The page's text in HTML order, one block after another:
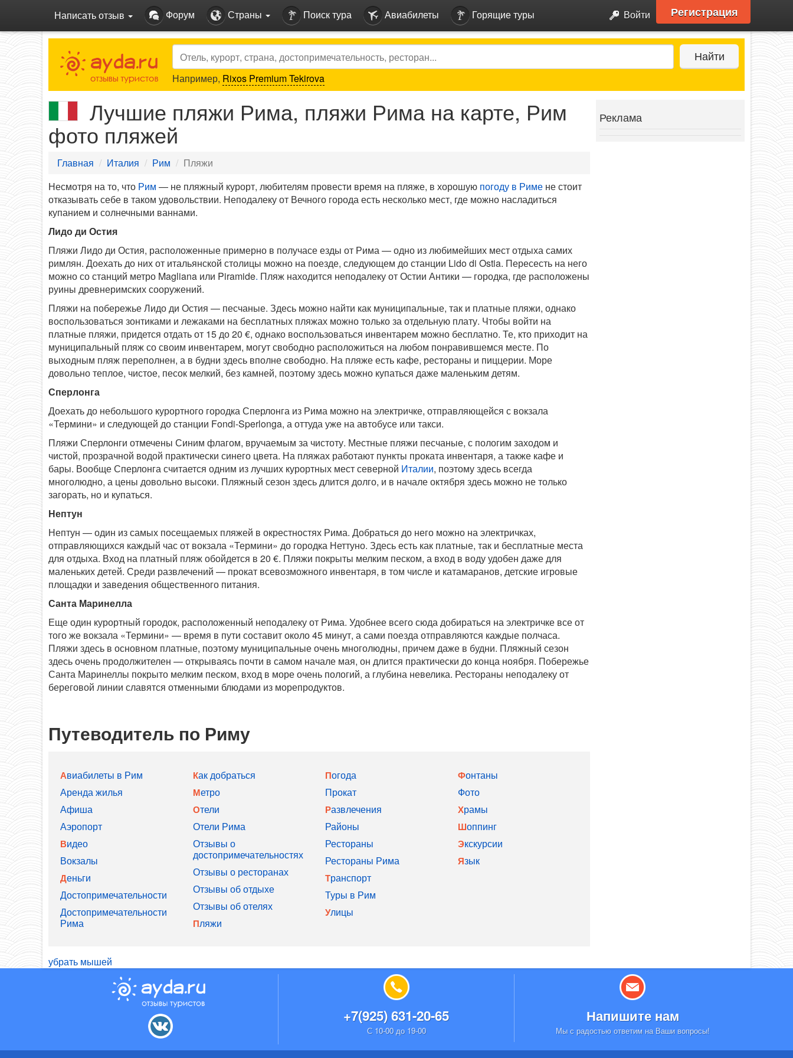
Написать отзыв Форум Страны Поиск тура Авиабилеты Горящие туры Войти Регистрация
Search Найти
Например, Rixos Premium Tekirova
Лучшие пляжи Рима, пляжи Рима на карте, Рим
фото пляжей
Главная Италия Рим
Пляжи
Несмотря на то, что Рим — не пляжный курорт, любителям провести время на пляже, в хорошую погоду в Риме не стоит
отказывать себе в таком удовольствии. Неподалеку от Вечного города есть несколько мест, где можно насладиться
купанием и солнечными ваннами.
Лидо ди Остия
Пляжи Лидо ди Остия, расположенные примерно в получасе езды от Рима — одно из любимейших мест отдыха самих
римлян. Доехать до них от итальянской столицы можно на поезде, следующем до станции Lido di Ostia. Пересесть на него
можно со станций метро Magliana или Piramide. Пляж находится неподалеку от Остии Антики — городка, где расположены
руины древнеримских сооружений.
Пляжи на побережье Лидо ди Остия — песчаные. Здесь можно найти как муниципальные, так и платные пляжи, однако
воспользоваться зонтиками и лежаками на бесплатных пляжах можно только за отдельную плату. Чтобы войти на
платные пляжи, придется отдать от 15 до 20 €, однако воспользоваться инвентарем можно бесплатно. Те, кто приходит на
муниципальный пляж со своим инвентарем, могут свободно расположиться на любом понравившемся месте. По
выходным пляж переполнен, а в будни здесь вполне свободно. На пляже есть кафе, рестораны и пиццерии. Море
довольно теплое, чистое, песок мелкий, без камней, поэтому здесь можно купаться даже маленьким детям.
Сперлонга
Доехать до небольшого курортного городка Сперлонга из Рима можно на электричке, отправляющейся с вокзала
«Термини» и следующей до станции Fondi-Sperlonga, а оттуда уже на автобусе или такси.
Пляжи Сперлонги отмечены Синим флагом, вручаемым за чистоту. Местные пляжи песчаные, с пологим заходом и
чистой, прозрачной водой практически синего цвета. На пляжах работают пункты проката инвентаря, а также кафе и
бары. Вообще Сперлонга считается одним из лучших курортных мест северной Италии, поэтому здесь всегда
многолюдно, а цены довольно высоки. Пляжный сезон здесь длится долго, и в начале октября здесь можно не только
загорать, но и купаться.
Нептун
Нептун — один из самых посещаемых пляжей в окрестностях Рима. Добраться до него можно на электричках,
отправляющихся каждый час от вокзала «Термини» до городка Неттуно. Здесь есть как платные, так и бесплатные места
для отдыха. Вход на платный пляж обойдется в 20 €. Пляжи покрыты мелким песком, а вход в воду удобен даже для
маленьких детей. Среди развлечений — прокат всевозможного инвентаря, в том числе и катамаранов, детские игровые
площадки и заведения общественного питания.
Санта Маринелла
Еще один курортный городок, расположенный неподалеку от Рима. Удобнее всего сюда добираться на электричке все от
того же вокзала «Термини» — время в пути составит около 45 минут, а сами поезда отправляются каждые полчаса.
Пляжи здесь в основном платные, поэтому муниципальные очень многолюдны, причем даже в будни. Пляжный сезон
здесь очень продолжителен — открываясь почти в самом начале мая, он длится практически до конца ноября. Побережье
Санта Маринеллы покрыто мелким песком, вход в море очень пологий, а глубина невелика. Рестораны неподалеку от
береговой линии славятся отменными блюдами из морепродуктов.
Путеводитель по Риму
Авиабилеты в Рим
Аренда жилья
Афиша
Аэропорт
Видео
Вокзалы
Деньги
Достопримечательности
Достопримечательности
Рима
Как добраться
Метро
Отели
Отели Рима
Отзывы о
достопримечательностях
Отзывы о ресторанах
Отзывы об отдыхе
Отзывы об отелях
Пляжи
Погода
Прокат
Развлечения
Районы
Рестораны
Рестораны Рима
Транспорт
Туры в Рим
Улицы
Фонтаны
Фото
Храмы
Шоппинг
Экскурсии
Язык
Реклама
убрать мышей
+7(925) 631-20-65
С 10-00 до 19-00
Напишите нам
Мы с радостью ответим на Ваши вопросы!